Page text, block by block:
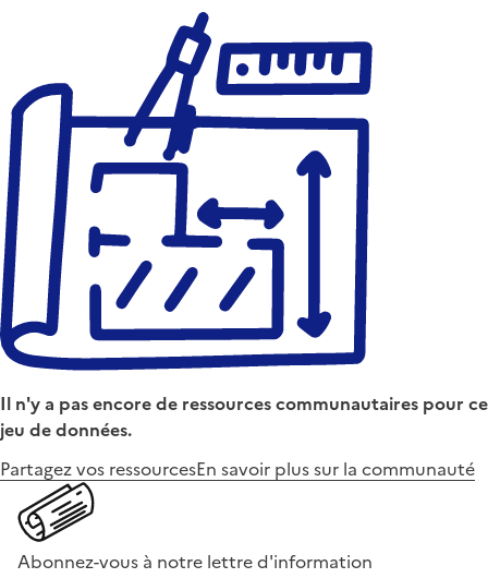
Il n'y a pas encore de ressources communautaires pour ce
jeu de données.
Partagez vos ressourcesEn savoir plus sur la communauté
Abonnez-vous à notre lettre d'information